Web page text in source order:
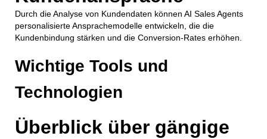
Durch die Analyse von Kundendaten können AI Sales Agents
personalisierte Ansprachemodelle entwickeln, die die
Kundenbindung stärken und die Conversion-Rates erhöhen.
Wichtige Tools und
Technologien
Überblick über gängige